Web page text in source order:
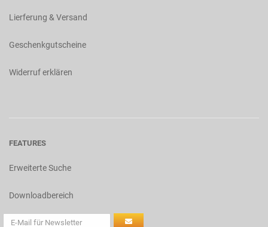
Lierferung & Versand
Geschenkgutscheine
Widerruf erklären
FEATURES
Erweiterte Suche
Downloadbereich